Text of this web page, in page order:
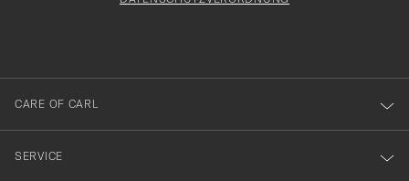
dig
till
vårt
nyhetsbrev!
CARE OF CARL
SERVICE